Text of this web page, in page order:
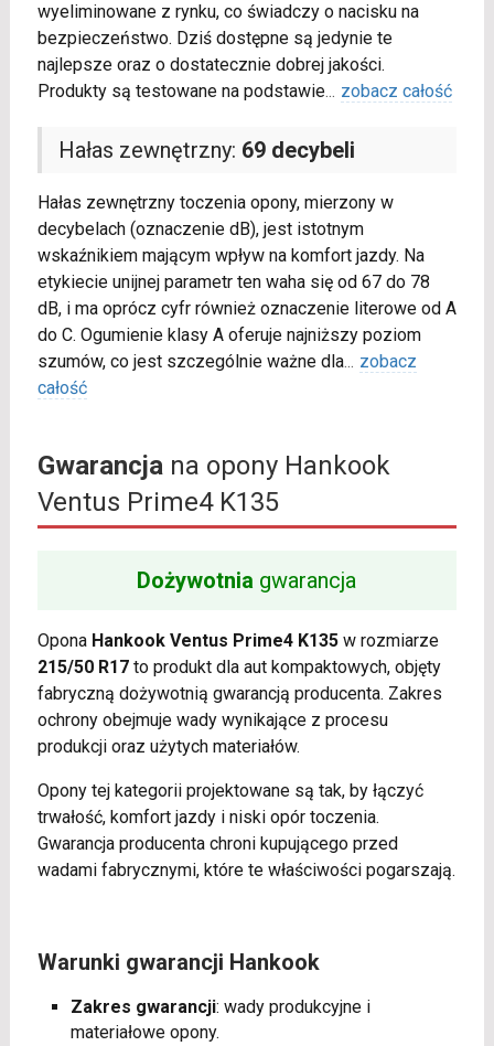
wyeliminowane z rynku, co świadczy o nacisku na
bezpieczeństwo. Dziś dostępne są jedynie te
najlepsze oraz o dostatecznie dobrej jakości.
Produkty są testowane na podstawie... zobacz całość
Hałas zewnętrzny: 69 decybeli
Hałas zewnętrzny toczenia opony, mierzony w
decybelach (oznaczenie dB), jest istotnym
wskaźnikiem mającym wpływ na komfort jazdy. Na
etykiecie unijnej parametr ten waha się od 67 do 78
dB, i ma oprócz cyfr również oznaczenie literowe od A
do C. Ogumienie klasy A oferuje najniższy poziom
szumów, co jest szczególnie ważne dla... zobacz
całość
Gwarancjana opony Hankook
Ventus Prime4 K135
Dożywotnia gwarancja
Opona Hankook Ventus Prime4 K135w rozmiarze
215/50 R17to produkt dla aut kompaktowych, objęty
fabryczną dożywotnią gwarancją producenta. Zakres
ochrony obejmuje wady wynikające z procesu
produkcji oraz użytych materiałów.
Opony tej kategorii projektowane są tak, by łączyć
trwałość, komfort jazdy i niski opór toczenia.
Gwarancja producenta chroni kupującego przed
wadami fabrycznymi, które te właściwości pogarszają.
Warunki gwarancji Hankook
Zakres gwarancji: wady produkcyjne i
materiałowe opony.